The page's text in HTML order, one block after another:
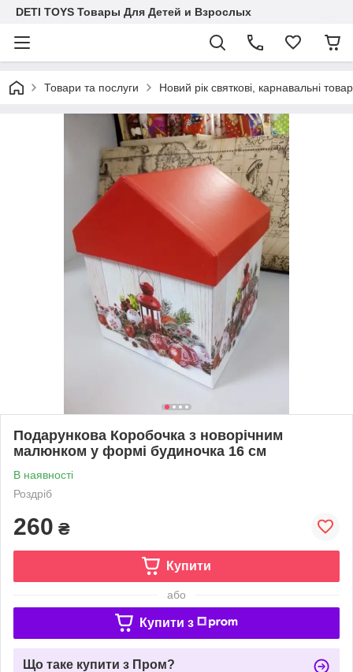
DETI TOYS Товары Для Детей и Взрослых
Товари та послуги Новий рік святкові, карнавальні
Подарункова Коробочка з новорічним
малюнком у формі будиночка 16 см
В наявності
Роздріб
260 ₴
Купити
або
Купити з
Що таке купити з Пром?